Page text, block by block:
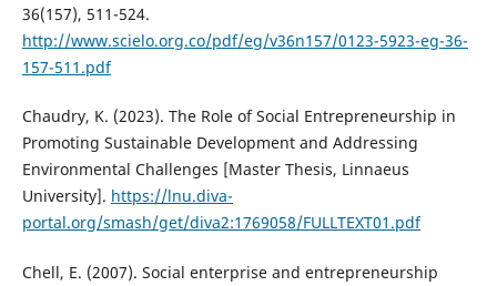
36(157), 511-524.
http://www.scielo.org.co/pdf/eg/v36n157/0123-5923-eg-36-
157-511.pdf
Chaudry, K. (2023). The Role of Social Entrepreneurship in
Promoting Sustainable Development and Addressing
Environmental Challenges [Master Thesis, Linnaeus
University]. https://lnu.diva-
portal.org/smash/get/diva2:1769058/FULLTEXT01.pdf
Chell, E. (2007). Social enterprise and entrepreneurship